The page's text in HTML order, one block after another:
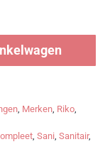
, Merken, Riko,
, Sani, Sanitair,